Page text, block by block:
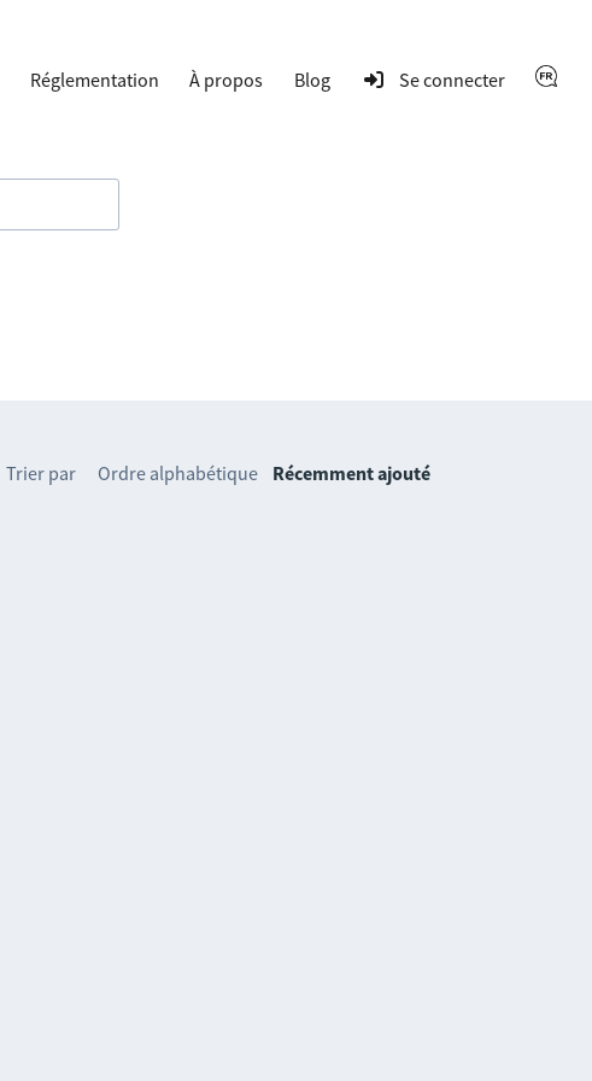
Réglementation À propos Blog Se connecter
Trier par Ordre alphabétique Récemment ajouté